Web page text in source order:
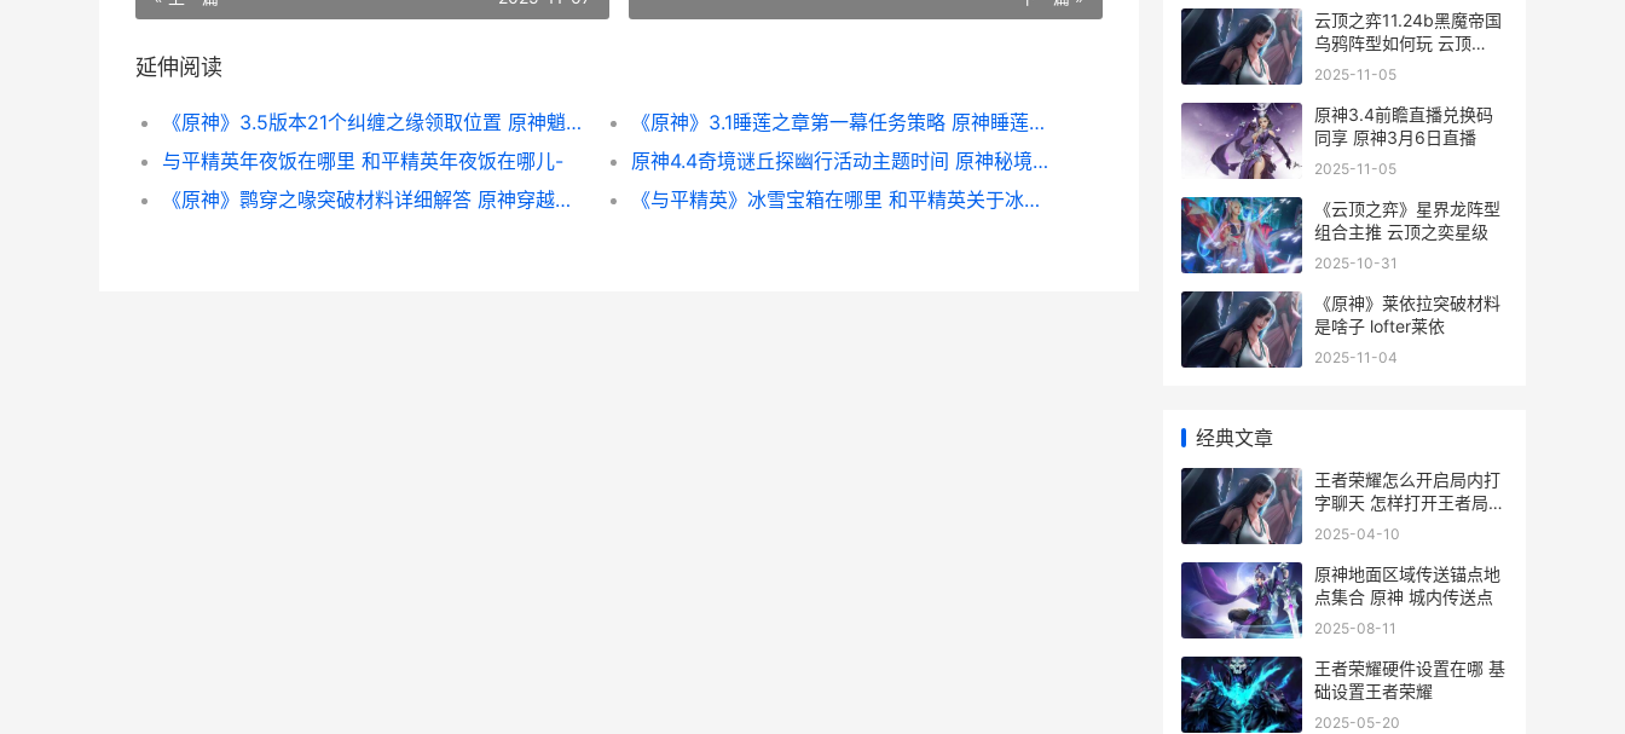
延伸阅读
《原神》3.5版本21个纠缠之缘领取位置 原神魈1.3版本
《原神》3.1睡莲之章第一幕任务策略 原神睡莲哪里多
与平精英年夜饭在哪里 和平精英年夜饭在哪儿-
原神4.4奇境谜丘探幽行活动主题时间 原神秘境迷踪
《原神》鹮穿之喙突破材料详细解答 原神穿越综漫
《与平精英》冰雪宝箱在哪里 和平精英关于冰的皮肤
云顶之弈11.24b黑魔帝国
乌鸦阵型如何玩 云顶
11.13黑夜
2025-11-05
原神3.4前瞻直播兑换码
同享 原神3月6日直播
2025-11-05
《云顶之弈》星界龙阵型
组合主推 云顶之奕星级
2025-10-31
《原神》莱依拉突破材料
是啥子 lofter莱依
2025-11-04
经典文章
王者荣耀怎么开启局内打
字聊天 怎样打开王者局内
打字聊天
2025-04-10
原神地面区域传送锚点地
点集合 原神 城内传送点
2025-08-11
王者荣耀硬件设置在哪 基
础设置王者荣耀
2025-05-20